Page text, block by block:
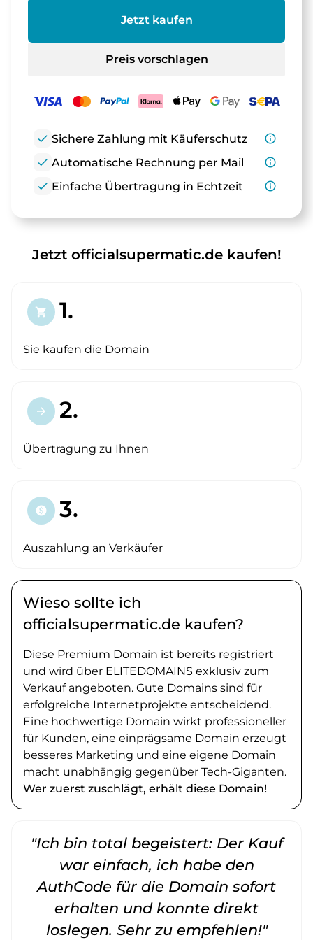
Jetzt kaufen
Preis vorschlagen
check Sichere Zahlung mit Käuferschutz
info_outline
check Automatische Rechnung per Mail
info_outline
check Einfache Übertragung in Echtzeit info_outline
Jetzt officialsupermatic.de kaufen!
shopping_cart 1.
Sie kaufen die Domain
arrow_forward 2.
Übertragung zu Ihnen
paid 3.
Auszahlung an Verkäufer
Wieso sollte ich
officialsupermatic.de kaufen?
Diese Premium Domain ist bereits registriert
und wird über ELITEDOMAINS exklusiv zum
Verkauf angeboten. Gute Domains sind für
erfolgreiche Internetprojekte entscheidend.
Eine hochwertige Domain wirkt professioneller
für Kunden, eine einprägsame Domain erzeugt
besseres Marketing und eine eigene Domain
macht unabhängig gegenüber Tech-Giganten.
Wer zuerst zuschlägt, erhält diese Domain!
"Ich bin total begeistert: Der Kauf
war einfach, ich habe den
AuthCode für die Domain sofort
erhalten und konnte direkt
loslegen. Sehr zu empfehlen!"